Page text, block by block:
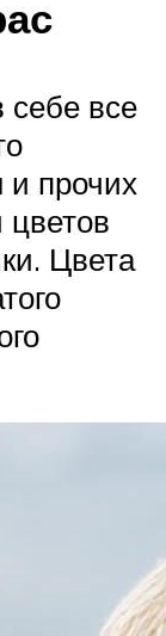
себе все
и прочих
цветов
Цвета